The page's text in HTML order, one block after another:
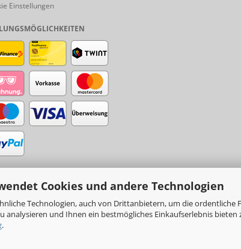
Cookies und andere Technologien
Technologien, auch von Drittanbietern, um die ordentliche
analysieren und Ihnen ein bestmögliches Einkaufserlebnis
.
Einstellungen